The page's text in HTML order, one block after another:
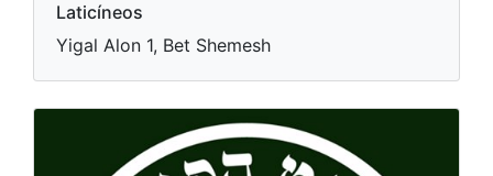
Laticíneos
Yigal Alon 1, Bet Shemesh